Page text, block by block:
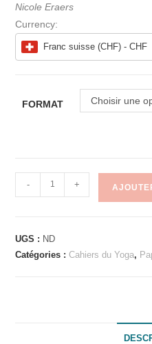
Nicole Eraers
Currency:
Franc suisse (CHF) - CHF
FORMAT Choisir une
- +
t
UGS : ND
Catégories :Cahiers du Yoga,